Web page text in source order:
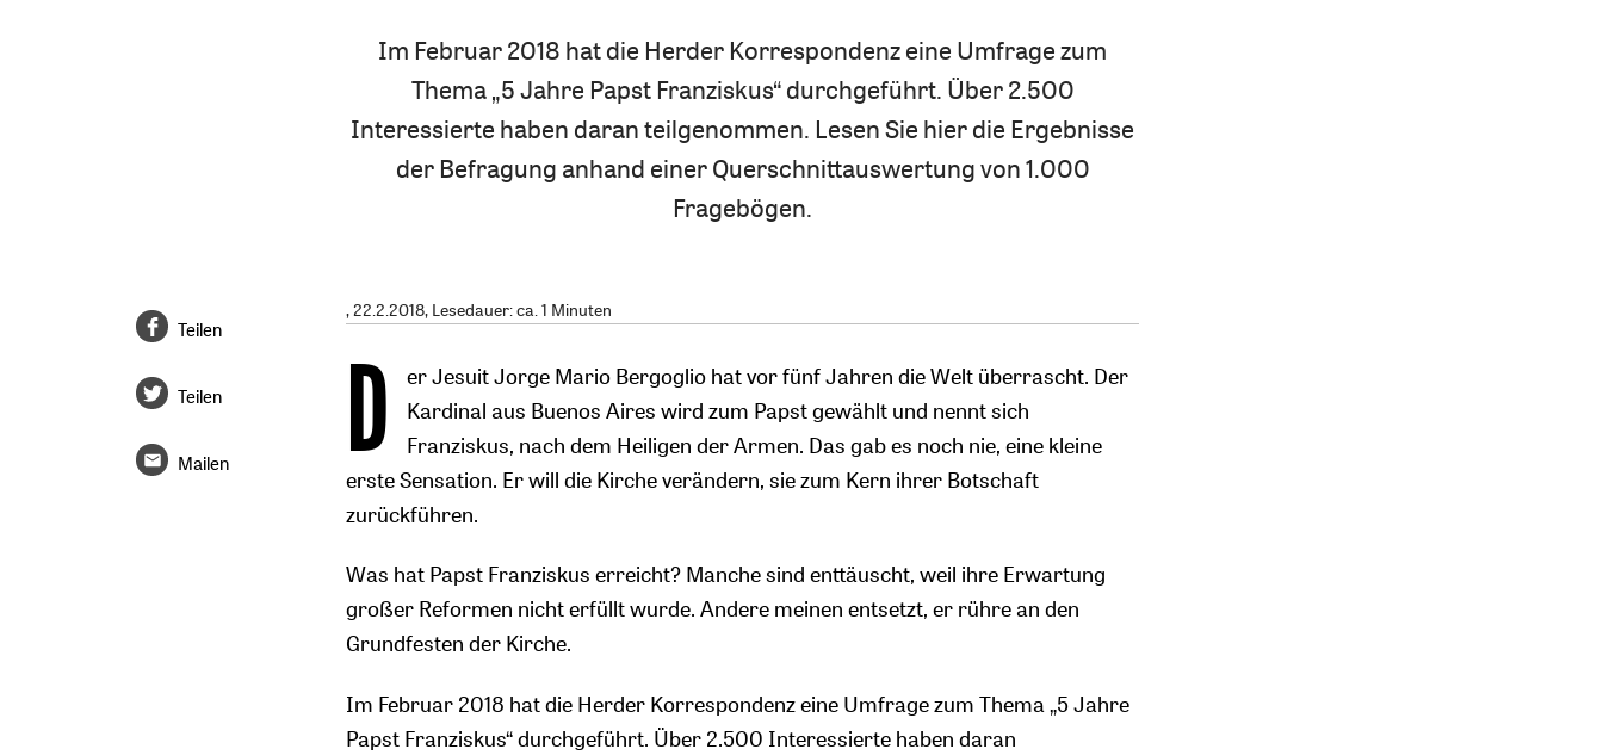
Im Februar 2018 hat die Herder Korrespondenz eine Umfrage zum
Thema „5 Jahre Papst Franziskus“ durchgeführt. Über 2.500
Interessierte haben daran teilgenommen. Lesen Sie hier die Ergebnisse
der Befragung anhand einer Querschnittauswertung von 1.000
Fragebögen.
, 22.2.2018, Lesedauer: ca. 1 Minuten
D
er Jesuit Jorge Mario Bergoglio hat vor fünf Jahren die Welt überrascht. Der
Kardinal aus Buenos Aires wird zum Papst gewählt und nennt sich
Franziskus, nach dem Heiligen der Armen. Das gab es noch nie, eine kleine
erste Sensation. Er will die Kirche verändern, sie zum Kern ihrer Botschaft
zurückführen.
Was hat Papst Franziskus erreicht? Manche sind enttäuscht, weil ihre Erwartung
großer Reformen nicht erfüllt wurde. Andere meinen entsetzt, er rühre an den
Grundfesten der Kirche.
Im Februar 2018 hat die Herder Korrespondenz eine Umfrage zum Thema „5 Jahre
Papst Franziskus“ durchgeführt. Über 2.500 Interessierte haben daran
Teilen
Teilen
Mailen